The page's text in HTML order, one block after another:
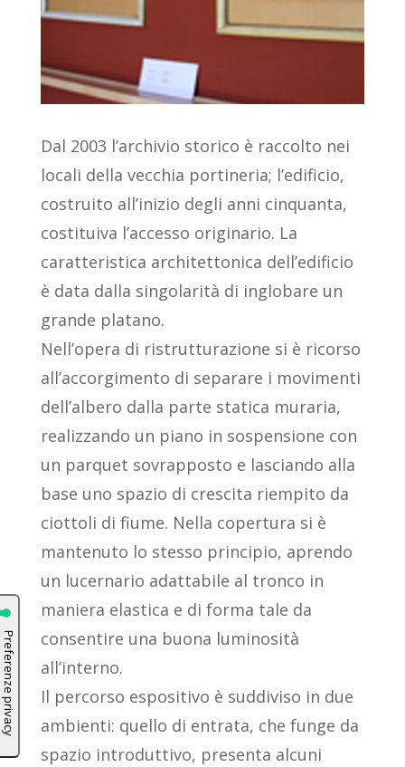
Dal 2003 l’archivio storico è raccolto nei
locali della vecchia portineria; l’edificio,
costruito all’inizio degli anni cinquanta,
costituiva l’accesso originario. La
caratteristica architettonica dell’edificio
è data dalla singolarità di inglobare un
grande platano.
Nell’opera di ristrutturazione si è ricorso
all’accorgimento di separare i movimenti
dell’albero dalla parte statica muraria,
realizzando un piano in sospensione con
un parquet sovrapposto e lasciando alla
base uno spazio di crescita riempito da
ciottoli di fiume. Nella copertura si è
mantenuto lo stesso principio, aprendo
un lucernario adattabile al tronco in
maniera elastica e di forma tale da
consentire una buona luminosità
all’interno.
Il percorso espositivo è suddiviso in due
ambienti: quello di entrata, che funge da
spazio introduttivo, presenta alcuni